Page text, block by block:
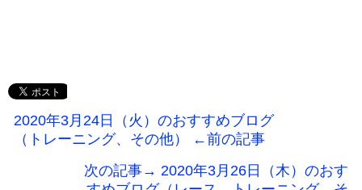
2020年3月24日（火）のおすすめブログ
（トレーニング、その他） ←前の記事
次の記事→ 2020年3月26日（木）のおす